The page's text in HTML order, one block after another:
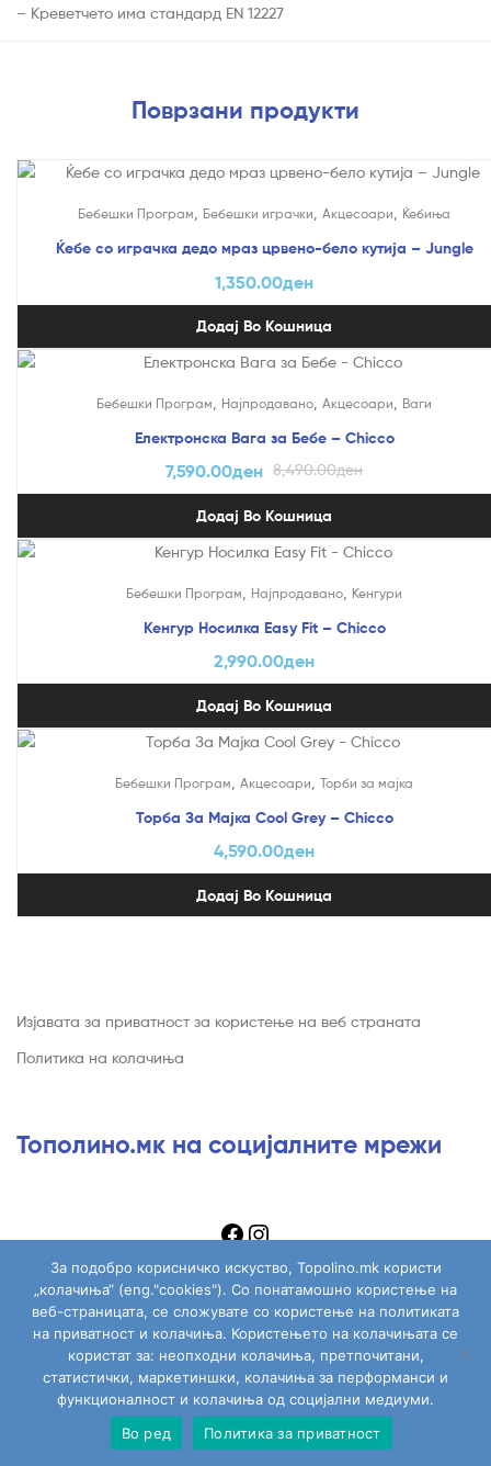
– Креветчето има стандард EN 12227
Поврзани продукти
Бебешки Програм Бебешки играчки Акцесоари Ќебиња
Ќебе со играчка дедо мраз црвено-бело кутија – Jungle
1,350.00ден
Додај Во Кошница
Бебешки Програм Најпродавано Акцесоари Ваги
Електронска Вага за Бебе – Chicco
8,490.00ден
7,590.00ден
Додај Во Кошница
Бебешки Програм Најпродавано Кенгури
Кенгур Носилка Easy Fit – Chicco
2,990.00ден
Додај Во Кошница
Бебешки Програм Акцесоари Торби за мајка
Торба За Мајка Cool Grey – Chicco
4,590.00ден
Додај Во Кошница
Изјавата за приватност за користење на веб страната
Политика на колачиња
Тополино.мк на социјалните мрежи
Copyright © 2026 Topolino.mk
Сите играчки Моја сметка Пребарај
За подобро корисничко искуство, Topolino.mk користи
„колачиња“ (eng."cookies"). Со понатамошно користење на
веб-страницата, се сложувате со користење на политиката
на приватност и колачиња. Користењето на колачињата се
користат за: неопходни колачиња, претпочитани,
статистички, маркетиншки, колачиња за перформанси и
функционалност и колачиња од социјални медиуми.
Во ред
Политика за приватност